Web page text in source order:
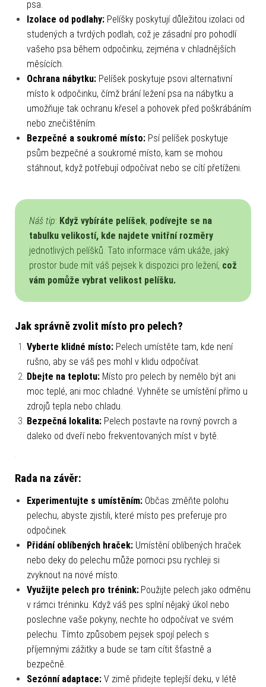
psa.
Izolace od podlahy: Pelíšky poskytují důležitou izolaci od
studených a tvrdých podlah, což je zásadní pro pohodlí
vašeho psa během odpočinku, zejména v chladnějších
měsících.
Ochrana nábytku: Pelíšek poskytuje psovi alternativní
místo k odpočinku, čímž brání ležení psa na nábytku a
umožňuje tak ochranu křesel a pohovek před poškrábáním
nebo znečištěním.
Bezpečné a soukromé místo: Psí pelíšek poskytuje
psům bezpečné a soukromé místo, kam se mohou
stáhnout, když potřebují odpočívat nebo se cítí přetíženi.
Náš tip: Když vybíráte pelíšek, podívejte se na
tabulku velikostí, kde najdete vnitřní rozměry
jednotlivých pelíšků. Tato informace vám ukáže, jaký
prostor bude mít váš pejsek k dispozici pro ležení, což
vám pomůže vybrat velikost pelíšku.
Jak správně zvolit místo pro pelech?
Vyberte klidné místo: Pelech umístěte tam, kde není
rušno, aby se váš pes mohl v klidu odpočívat.
Dbejte na teplotu: Místo pro pelech by nemělo být ani
moc teplé, ani moc chladné. Vyhněte se umístění přímo u
zdrojů tepla nebo chladu.
Bezpečná lokalita: Pelech postavte na rovný povrch a
daleko od dveří nebo frekventovaných míst v bytě.
Rada na závěr:
Experimentujte s umístěním: Občas změňte polohu
pelechu, abyste zjistili, které místo pes preferuje pro
odpočinek.
Přidání oblíbených hraček: Umístění oblíbených hraček
nebo deky do pelechu může pomoci psu rychleji si
zvyknout na nové místo.
Využijte pelech pro trénink: .Použijte pelech jako odměnu
v rámci tréninku. Když váš pes splní nějaký úkol nebo
poslechne vaše pokyny, nechte ho odpočívat ve svém
pelechu. Tímto způsobem pejsek spojí pelech s
příjemnými zážitky a bude se tam cítit šťastně a
bezpečně.
Sezónní adaptace: V zimě přidejte teplejší deku, v létě